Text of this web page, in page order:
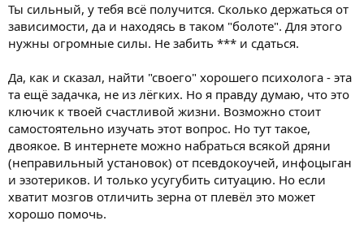
не получается столько выделить, а когда пил ад и ходил к
психотерапевту, мне он говорил, что обязательны
консультации с психологами, но пока не получается, к
сожалению. Спасибо за отклик, это всегда поднимает настрой
Ты сильный, у тебя всё получится. Сколько держаться от
зависимости, да и находясь в таком "болоте". Для этого
нужны огромные силы. Не забить *** и сдаться.
Да, как и сказал, найти "своего" хорошего психолога - эта
та ещё задачка, не из лёгких. Но я правду думаю, что это
ключик к твоей счастливой жизни. Возможно стоит
самостоятельно изучать этот вопрос. Но тут такое,
двоякое. В интернете можно набраться всякой дряни
(неправильный установок) от псевдокоучей, инфоцыган
и эзотериков. И только усугубить ситуацию. Но если
хватит мозгов отличить зерна от плевёл это может
хорошо помочь.